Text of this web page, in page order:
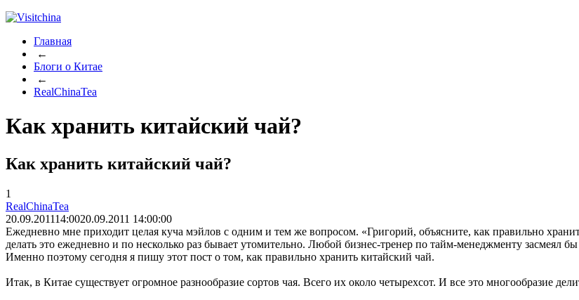
Главная
←
Блоги о Китае
←
RealChinaTea
Как хранить китайский чай?
Как хранить китайский чай?
1
RealChinaTea
20.09.201114:0020.09.2011 14:00:00
Ежедневно мне приходит целая куча мэйлов с одним и тем же вопросом. «Григорий, объясните, как правильно
делать это ежедневно и по несколько раз бывает утомительно. Любой бизнес-тренер по тайм-менеджменту засмеял
Именно поэтому сегодня я пишу этот пост о том, как правильно хранить китайский чай.
Итак, в Китае существует огромное разнообразие сортов чая. Всего их около четырехсот. И все это многообразие